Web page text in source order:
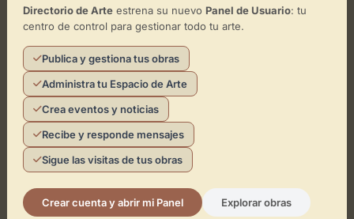
Leaflet
Activar Mapa
Directorio de Arteestrena su nuevo Panel de Usuario: tu
centro de control para gestionar todo tu arte.
Publica y gestiona tus obras
Administra tu Espacio de Arte
Crea eventos y noticias
Recibe y responde mensajes
Sigue las visitas de tus obras
Crear cuenta y abrir mi Panel Explorar obras